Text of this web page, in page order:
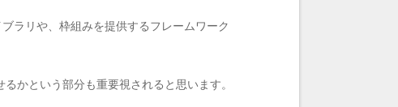
ラリや、枠組みを提供するフレームワーク
かという部分も重要視されると思います。